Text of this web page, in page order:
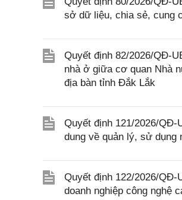
sở dữ liệu, chia sẻ, cung
Quyết định 82/2026/QĐ-
nhà ở giữa cơ quan Nhà
địa bàn tỉnh Đắk Lắk
Quyết định 121/2026/QĐ-
dung về quản lý, sử dụng
Quyết định 122/2026/QĐ-
doanh nghiệp công nghệ